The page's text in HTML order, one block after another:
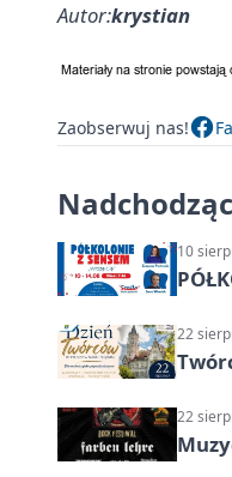
Autor:krystian
Zaobserwuj nas!
10
22
22